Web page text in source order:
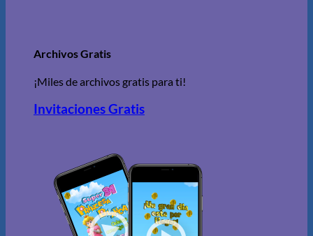
Archivos Gratis
¡Miles de archivos gratis para ti!
Invitaciones Gratis